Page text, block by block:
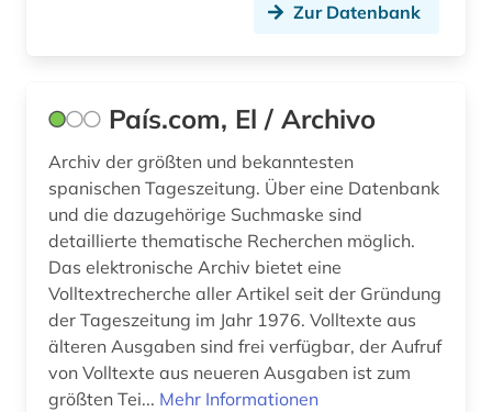
forschungsprojekt (1)
forum (1)
foto (2)
fotografie (1)
frankophonie (1)
frankreich (12)
französisch (2)
Zur Datenbank
País.com, El / Archivo
Archiv der größten und bekanntesten
spanischen Tageszeitung. Über eine Datenbank
und die dazugehörige Suchmaske sind
detaillierte thematische Recherchen möglich.
Das elektronische Archiv bietet eine
Volltextrecherche aller Artikel seit der Gründung
der Tageszeitung im Jahr 1976. Volltexte aus
älteren Ausgaben sind frei verfügbar, der Aufruf
von Volltexte aus neueren Ausgaben ist zum
größten Tei... Mehr Informationen